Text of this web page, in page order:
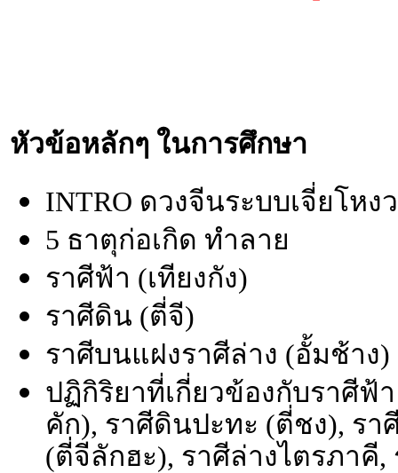
หัวข้อหลักๆ ในการศึกษา
INTRO ดวงจีนระบบเจี่ยโหง
5 ธาตุก่อเกิด ทำลาย
ราศีฟ้า (เทียงกัง)
ราศีดิน (ตี่จี)
ราศีบนแฝงราศีล่าง (อั้มช้าง)
ปฏิกิริยาที่เกี่ยวข้องกับราศีฟ้
คัก), ราศีดินปะทะ (ตี่ชง), รา
(ตี่จีลักฮะ), ราศีล่างไตรภาคี